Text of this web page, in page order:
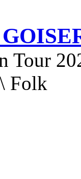
Tour
Folk